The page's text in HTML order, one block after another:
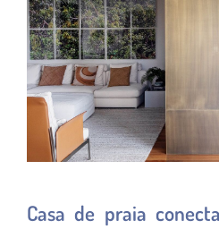
Casa de praia